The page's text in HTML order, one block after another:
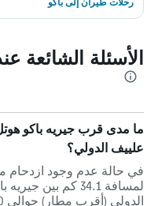
الأسئلة الشائعة
ما مدى قرب جيريه باكو
علييف الدولي؟
في حالة عدم وجود ازدحام
لمسافة 34.1 كم